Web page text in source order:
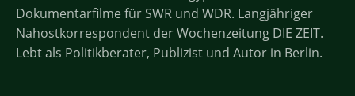
Dokumentarfilme für SWR und WDR. Langjähriger
Nahostkorrespondent der Wochenzeitung DIE ZEIT.
Lebt als Politikberater, Publizist und Autor in Berlin.